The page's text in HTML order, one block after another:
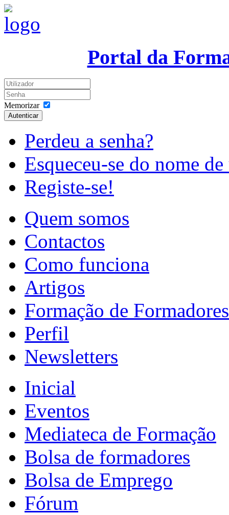
Portal da
Memorizar
Autenticar
Perdeu a senha?
Esqueceu-se do nome
Registe-se!
Quem somos
Contactos
Como funciona
Artigos
Formação de Formadores
Perfil
Newsletters
Inicial
Eventos
Mediateca de Formação
Bolsa de formadores
Bolsa de Emprego
Fórum